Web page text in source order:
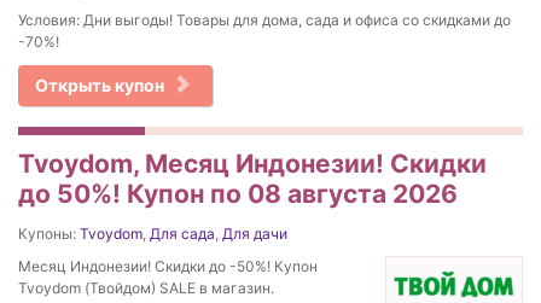
Условия: Дни выгоды! Товары для дома, сада и офиса со скидками до
-70%!
Открыть купон
Tvoydom, Месяц Индонезии! Скидки
до 50%! Купон по 08 августа 2026
Купоны: Tvoydom, Для сада, Для дачи
Месяц Индонезии! Скидки до -50%! Купон
Tvoydom (Твойдом) SALE в магазин.